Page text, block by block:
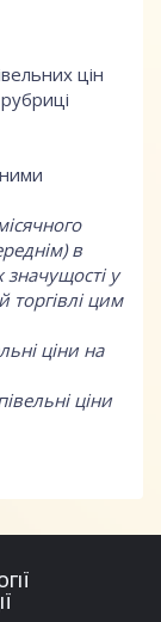
цін
в
значущості у
торгівлі цим
ціни на
ціни